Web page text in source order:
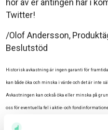
hör av er antingen här i
Twitter!
/Olof Andersson,
Beslutstöd
Historisk avkastning är ingen garanti för
kan både öka och minska i värde och det är inte
Avkastningen kan också öka eller minska på
oss för eventuella fel i aktie- och
slutsatser som framkommer i bloggen är